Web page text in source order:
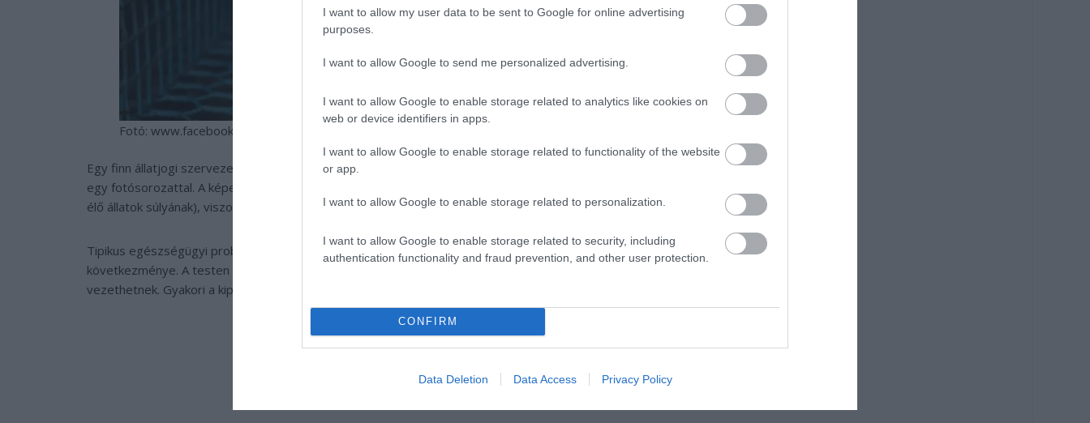
I want to allow my user data to be sent to Google for online advertising
purposes.
I want to allow Google to send me personalized advertising.
I want to allow Google to enable storage related to analytics like cookies on
web or device identifiers in apps.
I want to allow Google to enable storage related to functionality of the website
or app.
I want to allow Google to enable storage related to personalization.
I want to allow Google to enable storage related to security, including
authentication functionality and fraud prevention, and other user protection.
CONFIRM
Data Deletion Data Access Privacy Policy
Fotó: www.facebook.com/oikeuttaelaimille
Egy finn állatjogi szervezet ( Oikeutta eläimille, Igazságot az állatoknak) 2016-ban sokkolta először a világot
egy fotósorozattal. A képeken sarki rókák voltak, amelyek akár 18 kg-ot is nyomtak (ez ötszöröse a vadon
élő állatok súlyának), viszont mozdulni sem tudtak apró fémketreceikben.
Tipikus egészségügyi problémáik közé tartoznak a hajlított lábak, ami a túlsúly és a mozgáshiány
következménye. A testen lévő bőrredők bőrgyulladást okozhatnak és laza, megereszkedett szemhéjhoz
vezethetnek. Gyakori a kipirosodott szem is a fertőzések miatt.